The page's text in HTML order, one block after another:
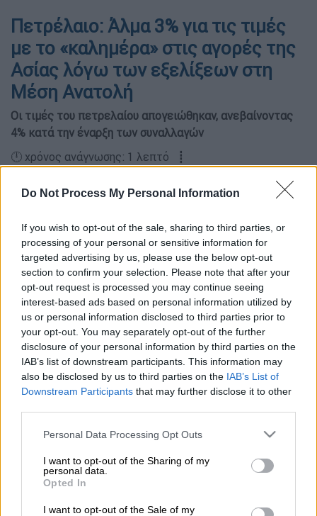
Do Not Process My Personal Information
If you wish to opt-out of the sale, sharing to third parties, or
processing of your personal or sensitive information for
targeted advertising by us, please use the below opt-out
section to confirm your selection. Please note that after your
opt-out request is processed you may continue seeing
interest-based ads based on personal information utilized by
us or personal information disclosed to third parties prior to
your opt-out. You may separately opt-out of the further
disclosure of your personal information by third parties on the
IAB’s list of downstream participants. This information may
also be disclosed by us to third parties on the IAB’s List of
Downstream Participants that may further disclose it to other
Please note that this website/app uses one or more Google
not limited to your visit or usage behaviour. You may click to
grant or deny consent to Google and its third-party tags to
use your data for below specified purposes in below Google
consent section.
Personal Data Processing Opt Outs
I want to opt-out of the Sharing of my
personal data.
Opted In
I want to opt-out of the Sale of my
Πετρέλαιο: Άλμα 3% για τις τιμές
με το «καλημέρα» στις αγορές της
Ασίας λόγω των εξελίξεων στη
Μέση Ανατολή
Οι τιμές του πετρελαίου απογειώθηκαν, ανεβαίνοντας
4% κατά την έναρξη των συναλλαγών
🕛 χρόνος ανάγνωσης: 1 λεπτό ┋
Εξόρυξη πετρελαίου (UNSPLASH)
Προσθέστε το ΕΘΝΟΣ στη Google
Οι τιμές του πετρελαίου απογειώθηκαν,
ανεβαίνοντας 4% κατά την έναρξη των
συναλλαγών στις αγορές εμπορευμάτων
στην Ασία, προτού η άνοδός τους